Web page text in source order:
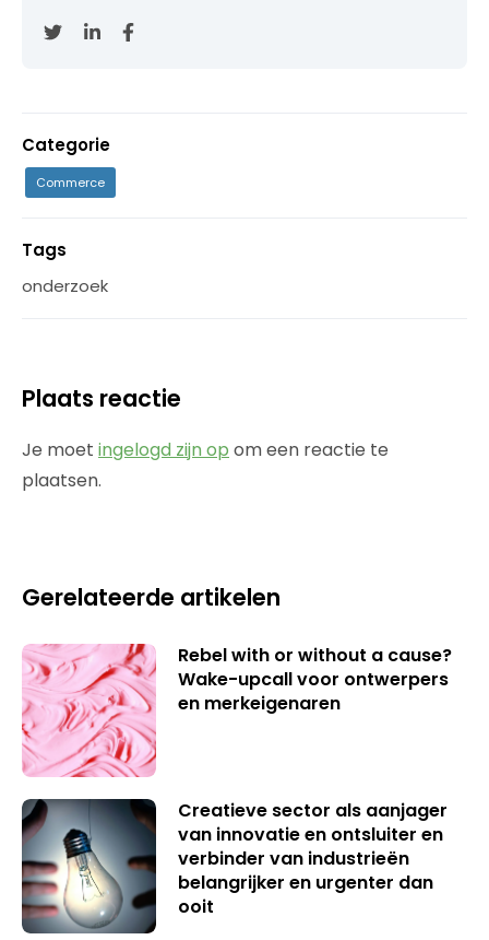
Categorie
Commerce
Tags
onderzoek
Plaats reactie
Je moet ingelogd zijn op om een reactie te
plaatsen.
Gerelateerde artikelen
Rebel with or without a cause?
Wake-upcall voor ontwerpers
en merkeigenaren
Creatieve sector als aanjager
van innovatie en ontsluiter en
verbinder van industrieën
belangrijker en urgenter dan
ooit